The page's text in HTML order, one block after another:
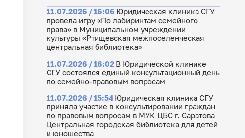
11.07.2026 / 16:06 Юридическая клиника СГУ
провела игру «По лабиринтам семейного
права» в Муниципальном учреждении
культуры «Ртищевская межпоселенческая
центральная библиотека»
11.07.2026 / 16:02 В Юридической клинике
СГУ состоялся единый консультационный день
по семейно-правовым вопросам
11.07.2026 / 15:54 Юридическая клиника СГУ
приняла участие в консультировании граждан
по правовым вопросам в МУК ЦБС г. Саратова
Центральная городская библиотека для детей
и юношества